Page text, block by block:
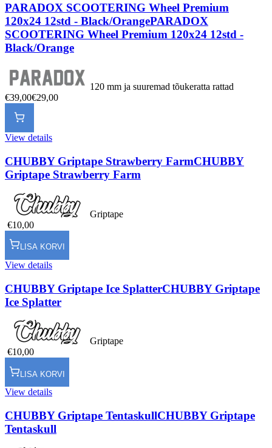
PARADOX SCOOTERING Wheel Premium
120x24 12std - Black/OrangePARADOX
SCOOTERING Wheel Premium 120x24 12std -
Black/Orange
120 mm ja suuremad tõukeratta rattad
€39,00€29,00
View details
CHUBBY Griptape Strawberry FarmCHUBBY
Griptape Strawberry Farm
Griptape
€10,00
LISA KORVI
View details
CHUBBY Griptape Ice SplatterCHUBBY Griptape
Ice Splatter
Griptape
€10,00
LISA KORVI
View details
CHUBBY Griptape TentaskullCHUBBY Griptape
Tentaskull